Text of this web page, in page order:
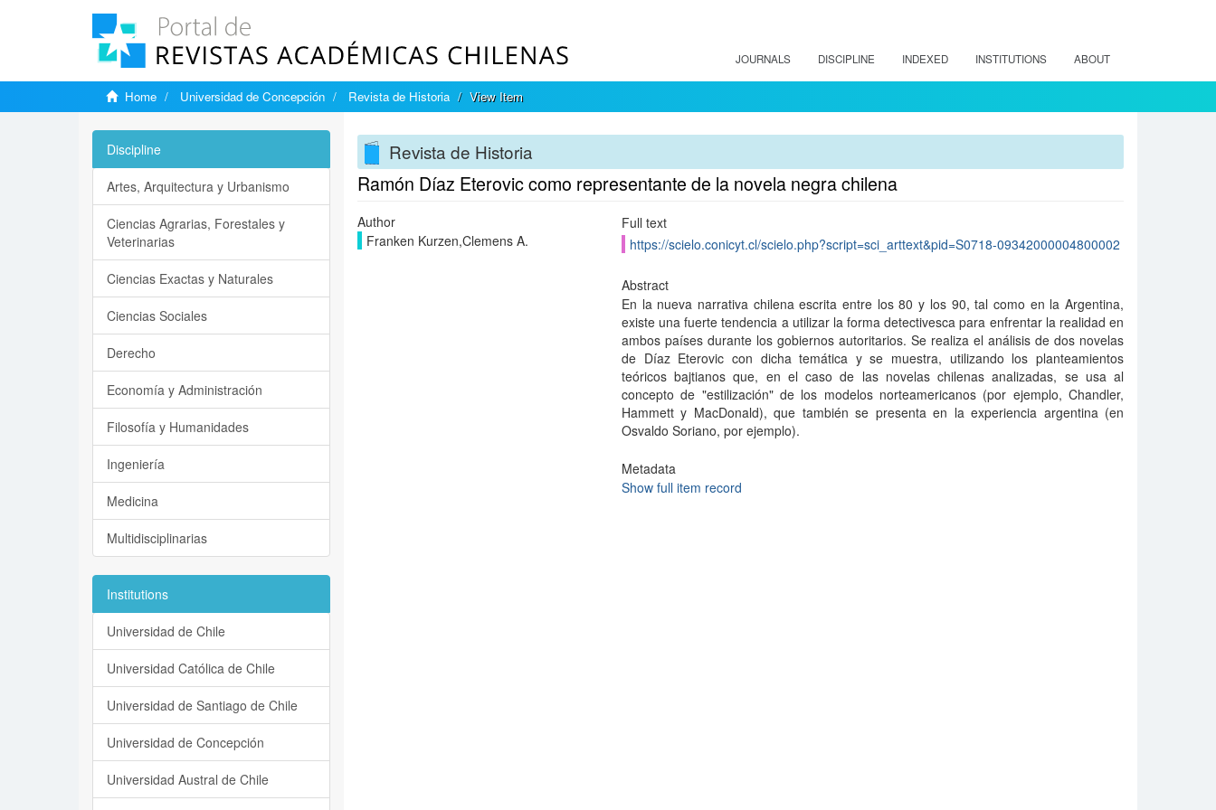
JOURNALS DISCIPLINE INDEXED INSTITUTIONS ABOUT
Home Universidad de Concepción Revista de Historia View Item
Revista de Historia
Ramón Díaz Eterovic como representante de la novela negra chilena
Author
Franken Kurzen,Clemens A.
Full text
https://scielo.conicyt.cl/scielo.php?script=sci_arttext&pid=S0718-09342000004800002
Abstract
En la nueva narrativa chilena escrita entre los 80 y los 90, tal como en la Argentina,
existe una fuerte tendencia a utilizar la forma detectivesca para enfrentar la realidad en
ambos países durante los gobiernos autoritarios. Se realiza el análisis de dos novelas
de Díaz Eterovic con dicha temática y se muestra, utilizando los planteamientos
teóricos bajtianos que, en el caso de las novelas chilenas analizadas, se usa al
concepto de "estilización" de los modelos norteamericanos (por ejemplo, Chandler,
Hammett y MacDonald), que también se presenta en la experiencia argentina (en
Osvaldo Soriano, por ejemplo).
Metadata
Show full item record
Discipline
Artes, Arquitectura y Urbanismo
Ciencias Agrarias, Forestales y
Veterinarias
Ciencias Exactas y Naturales
Ciencias Sociales
Derecho
Economía y Administración
Filosofía y Humanidades
Ingeniería
Medicina
Multidisciplinarias
Institutions
Universidad de Chile
Universidad Católica de Chile
Universidad de Santiago de Chile
Universidad de Concepción
Universidad Austral de Chile